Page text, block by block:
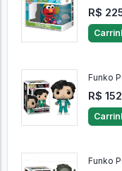
R$
Funko
R$
Funko